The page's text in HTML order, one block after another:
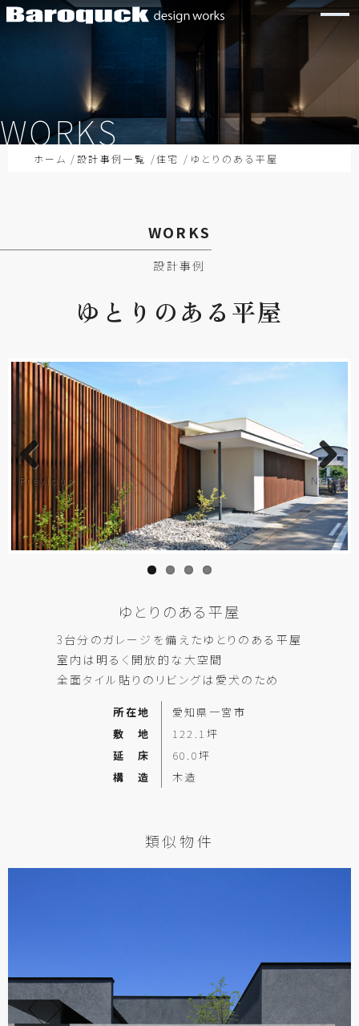
WORKS
ホーム 設計事例一覧 住宅 ゆとりのある平屋
WORKS
設計事例
ゆとりのある 平屋
Previous Next
ゆとりのある平屋
3台分のガレージを備えたゆとりのある平屋
室内は明るく開放的な大空間
全面タイル貼りのリビングは愛犬のため
所在地
愛知県一宮市
敷 地
122.1坪
延 床
60.0坪
構 造
木造
類似物件